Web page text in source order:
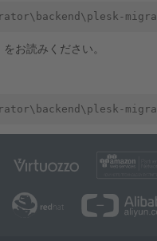
をお読みください。